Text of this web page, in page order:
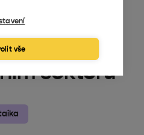
vše
v
sektoru